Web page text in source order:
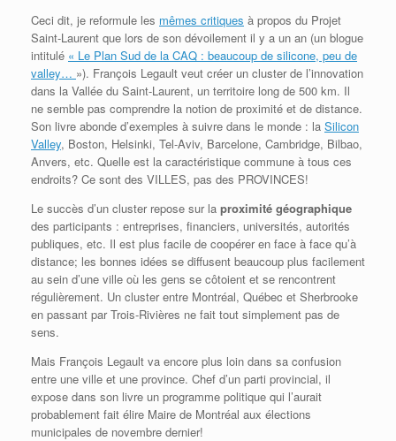
Ceci dit, je reformule les mêmes critiques à propos du Projet
Saint-Laurent que lors de son dévoilement il y a un an (un blogue
intitulé « Le Plan Sud de la CAQ : beaucoup de silicone, peu de
valley… »). François Legault veut créer un cluster de l’innovation
dans la Vallée du Saint-Laurent, un territoire long de 500 km. Il
ne semble pas comprendre la notion de proximité et de distance.
Son livre abonde d’exemples à suivre dans le monde : la Silicon
Valley, Boston, Helsinki, Tel-Aviv, Barcelone, Cambridge, Bilbao,
Anvers, etc. Quelle est la caractéristique commune à tous ces
endroits? Ce sont des VILLES, pas des PROVINCES!
Le succès d’un cluster repose sur la proximité géographique
des participants : entreprises, financiers, universités, autorités
publiques, etc. Il est plus facile de coopérer en face à face qu’à
distance; les bonnes idées se diffusent beaucoup plus facilement
au sein d’une ville où les gens se côtoient et se rencontrent
régulièrement. Un cluster entre Montréal, Québec et Sherbrooke
en passant par Trois-Rivières ne fait tout simplement pas de
sens.
Mais François Legault va encore plus loin dans sa confusion
entre une ville et une province. Chef d’un parti provincial, il
expose dans son livre un programme politique qui l’aurait
probablement fait élire Maire de Montréal aux élections
municipales de novembre dernier!